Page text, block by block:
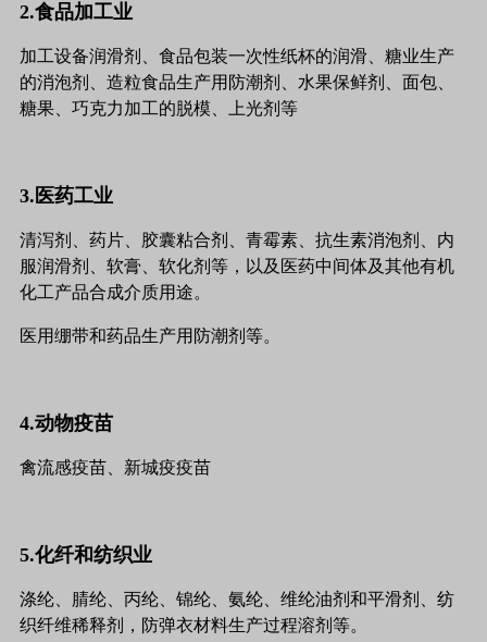
2.食品加工业
加工设备润滑剂、食品包装一次性纸杯的润滑、糖业生产
的消泡剂、造粒食品生产用防潮剂、水果保鲜剂、面包、
糖果、巧克力加工的脱模、上光剂等
3.医药工业
清泻剂、药片、胶囊粘合剂、青霉素、抗生素消泡剂、内
服润滑剂、软膏、软化剂等，以及医药中间体及其他有机
化工产品合成介质用途。
医用绷带和药品生产用防潮剂等。
4.动物疫苗
禽流感疫苗、新城疫疫苗
5.化纤和纺织业
涤纶、腈纶、丙纶、锦纶、氨纶、维纶油剂和平滑剂、纺
织纤维稀释剂，防弹衣材料生产过程溶剂等。